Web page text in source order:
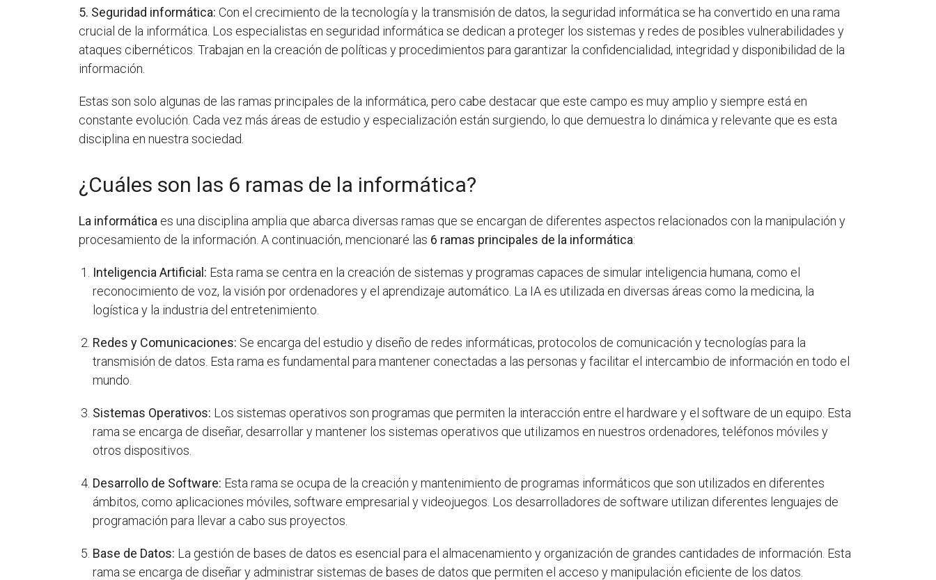
5. Seguridad informática: Con el crecimiento de la tecnología y la transmisión de datos, la seguridad informática se ha convertido en una rama
crucial de la informática. Los especialistas en seguridad informática se dedican a proteger los sistemas y redes de posibles vulnerabilidades y
ataques cibernéticos. Trabajan en la creación de políticas y procedimientos para garantizar la confidencialidad, integridad y disponibilidad de la
información.
Estas son solo algunas de las ramas principales de la informática, pero cabe destacar que este campo es muy amplio y siempre está en
constante evolución. Cada vez más áreas de estudio y especialización están surgiendo, lo que demuestra lo dinámica y relevante que es esta
disciplina en nuestra sociedad.
¿Cuáles son las 6 ramas de la informática?
La informática es una disciplina amplia que abarca diversas ramas que se encargan de diferentes aspectos relacionados con la manipulación y
procesamiento de la información. A continuación, mencionaré las 6 ramas principales de la informática:
Inteligencia Artificial: Esta rama se centra en la creación de sistemas y programas capaces de simular inteligencia humana, como el
reconocimiento de voz, la visión por ordenadores y el aprendizaje automático. La IA es utilizada en diversas áreas como la medicina, la
logística y la industria del entretenimiento.
Redes y Comunicaciones: Se encarga del estudio y diseño de redes informáticas, protocolos de comunicación y tecnologías para la
transmisión de datos. Esta rama es fundamental para mantener conectadas a las personas y facilitar el intercambio de información en todo el
mundo.
Sistemas Operativos: Los sistemas operativos son programas que permiten la interacción entre el hardware y el software de un equipo. Esta
rama se encarga de diseñar, desarrollar y mantener los sistemas operativos que utilizamos en nuestros ordenadores, teléfonos móviles y
otros dispositivos.
Desarrollo de Software: Esta rama se ocupa de la creación y mantenimiento de programas informáticos que son utilizados en diferentes
ámbitos, como aplicaciones móviles, software empresarial y videojuegos. Los desarrolladores de software utilizan diferentes lenguajes de
programación para llevar a cabo sus proyectos.
Base de Datos: La gestión de bases de datos es esencial para el almacenamiento y organización de grandes cantidades de información. Esta
rama se encarga de diseñar y administrar sistemas de bases de datos que permiten el acceso y manipulación eficiente de los datos.